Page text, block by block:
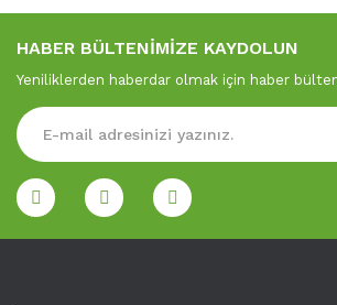
HABER BÜLTENİMİZE KAYDOLUN
Yeniliklerden haberdar olmak için haber